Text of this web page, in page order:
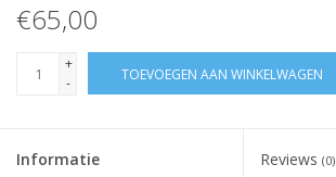
€65,00
+
-
TOEVOEGEN AAN WINKELWAGEN
Informatie Reviews (0)